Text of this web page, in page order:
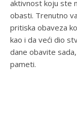
aktivnost koju ste
obasti. Trenutno
pritiska obaveza
kao i da veći dio
dane obavite
pameti.